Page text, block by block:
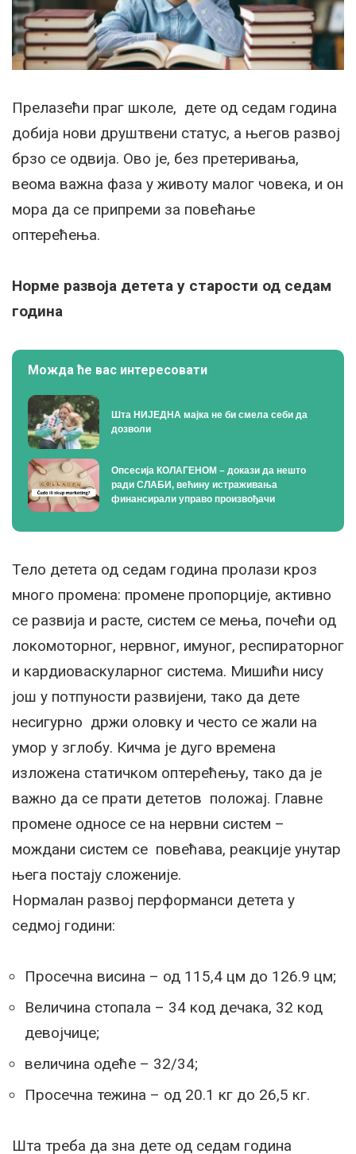
Прелазећи праг школе, дете од седам година
добија нови друштвени статус, а његов развој
брзо се одвија. Ово је, без претеривања,
веома важна фаза у животу малог човека, и он
мора да се припреми за повећање
оптерећења.
Норме развоја детета у старости од седам
година
Можда ће вас интересовати
Шта НИЈЕДНА мајка не би смела себи да
дозволи
Опсесија КОЛАГЕНОМ – докази да нешто
ради СЛАБИ, већину истраживања
финансирали управо произвођачи
Тело детета од седам година пролази кроз
много промена: промене пропорције, активно
се развија и расте, систем се мења, почећи од
локомоторног, нервног, имуног, респираторног
и кардиоваскуларног система. Мишићи нису
још у потпуности развијени, тако да дете
несигурно држи оловку и често се жали на
умор у зглобу. Кичма је дуго времена
изложена статичком оптерећењу, тако да је
важно да се прати дететов положај. Главне
промене односе се на нервни систем –
мождани систем се повећава, реакције унутар
њега постају сложеније.
Нормалан развој перформанси детета у
седмој години:
Просечна висина – од 115,4 цм до 126.9 цм;
Величина стопала – 34 код дечака, 32 код
девојчице;
величина одеће – 32/34;
Просечна тежина – од 20.1 кг до 26,5 кг.
Шта треба да зна дете од седам година